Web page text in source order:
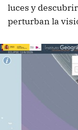
luces y
perturban la